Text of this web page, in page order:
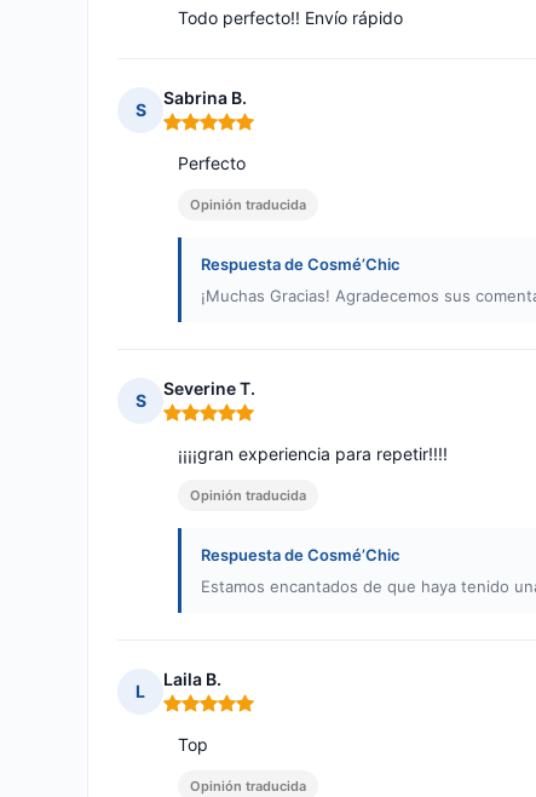
Todo perfecto!! Envío rápido
S
Sabrina B.
Nota: 5 de 5
Perfecto
Opinión traducida
Respuesta de Cosmé’Chic
¡Muchas Gracias! Agradecemos sus
S
Severine T.
Nota: 5 de 5
¡¡¡¡gran experiencia para repetir!!!!
Opinión traducida
Respuesta de Cosmé’Chic
Estamos encantados de que haya tenido
L
Laila B.
Nota: 5 de 5
Top
Opinión traducida